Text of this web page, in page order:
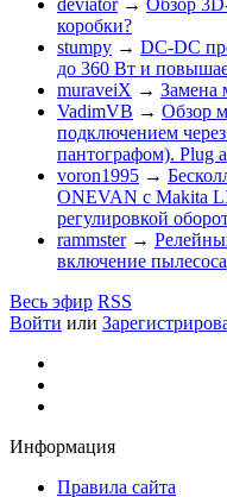
deviator → Обзор
коробки?
stumpy → DC-DC
до 360 Вт и
muraveiX → Замена
VadimVB → Обзор
подключением
пантографом). Plug
voron1995 →
ONEVAN с Makita
регулировкой
rammster →
включение пылесоса
Весь эфир RSS
Войти или
Информация
Правила сайта